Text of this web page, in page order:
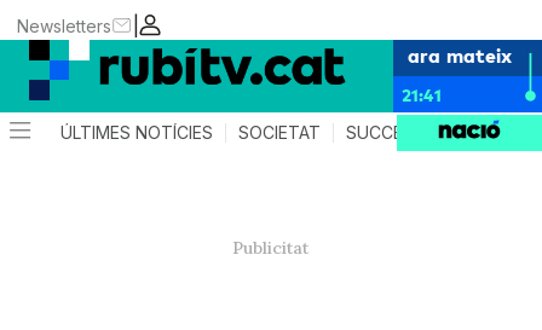
|
Newsletters
ara mateix
21:41
ÚLTIMES NOTÍCIES SOCIETAT SUCCESSOS